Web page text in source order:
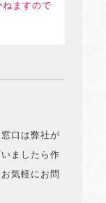
ねますので
口は弊社が
ましたら作
気軽にお問